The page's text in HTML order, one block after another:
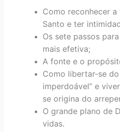
Como reconhecer
Santo e ter
Os sete passos
mais efetiva;
A fonte e o
Como libertar-se
imperdoável” e
se origina do
O grande plano de
vidas.